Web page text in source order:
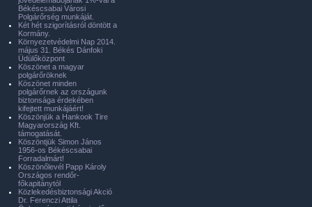
Békéscsabai Városi
Polgárőrség munkáját.
Két hét szigorításról döntött a
Kormány.
Környezetvédelmi Nap 2014.
május 31. Békés Dánfoki
Üdülőközpont
Köszönet a magyar
polgárőröknek
Köszönet minden
polgárőrnek az országunk
biztonsága érdekében
kifejtett munkájáért!
Köszönjük a Hankook Tire
Magyarország Kft.
támogatását.
Köszöntjük Simon János
1956-os Békéscsabai
Forradalmárt!
Köszönőlevél Papp Károly
Országos rendőr-
főkapitánytól
Közlekedésbiztonsági Akció
Dr. Ferenczi Attila